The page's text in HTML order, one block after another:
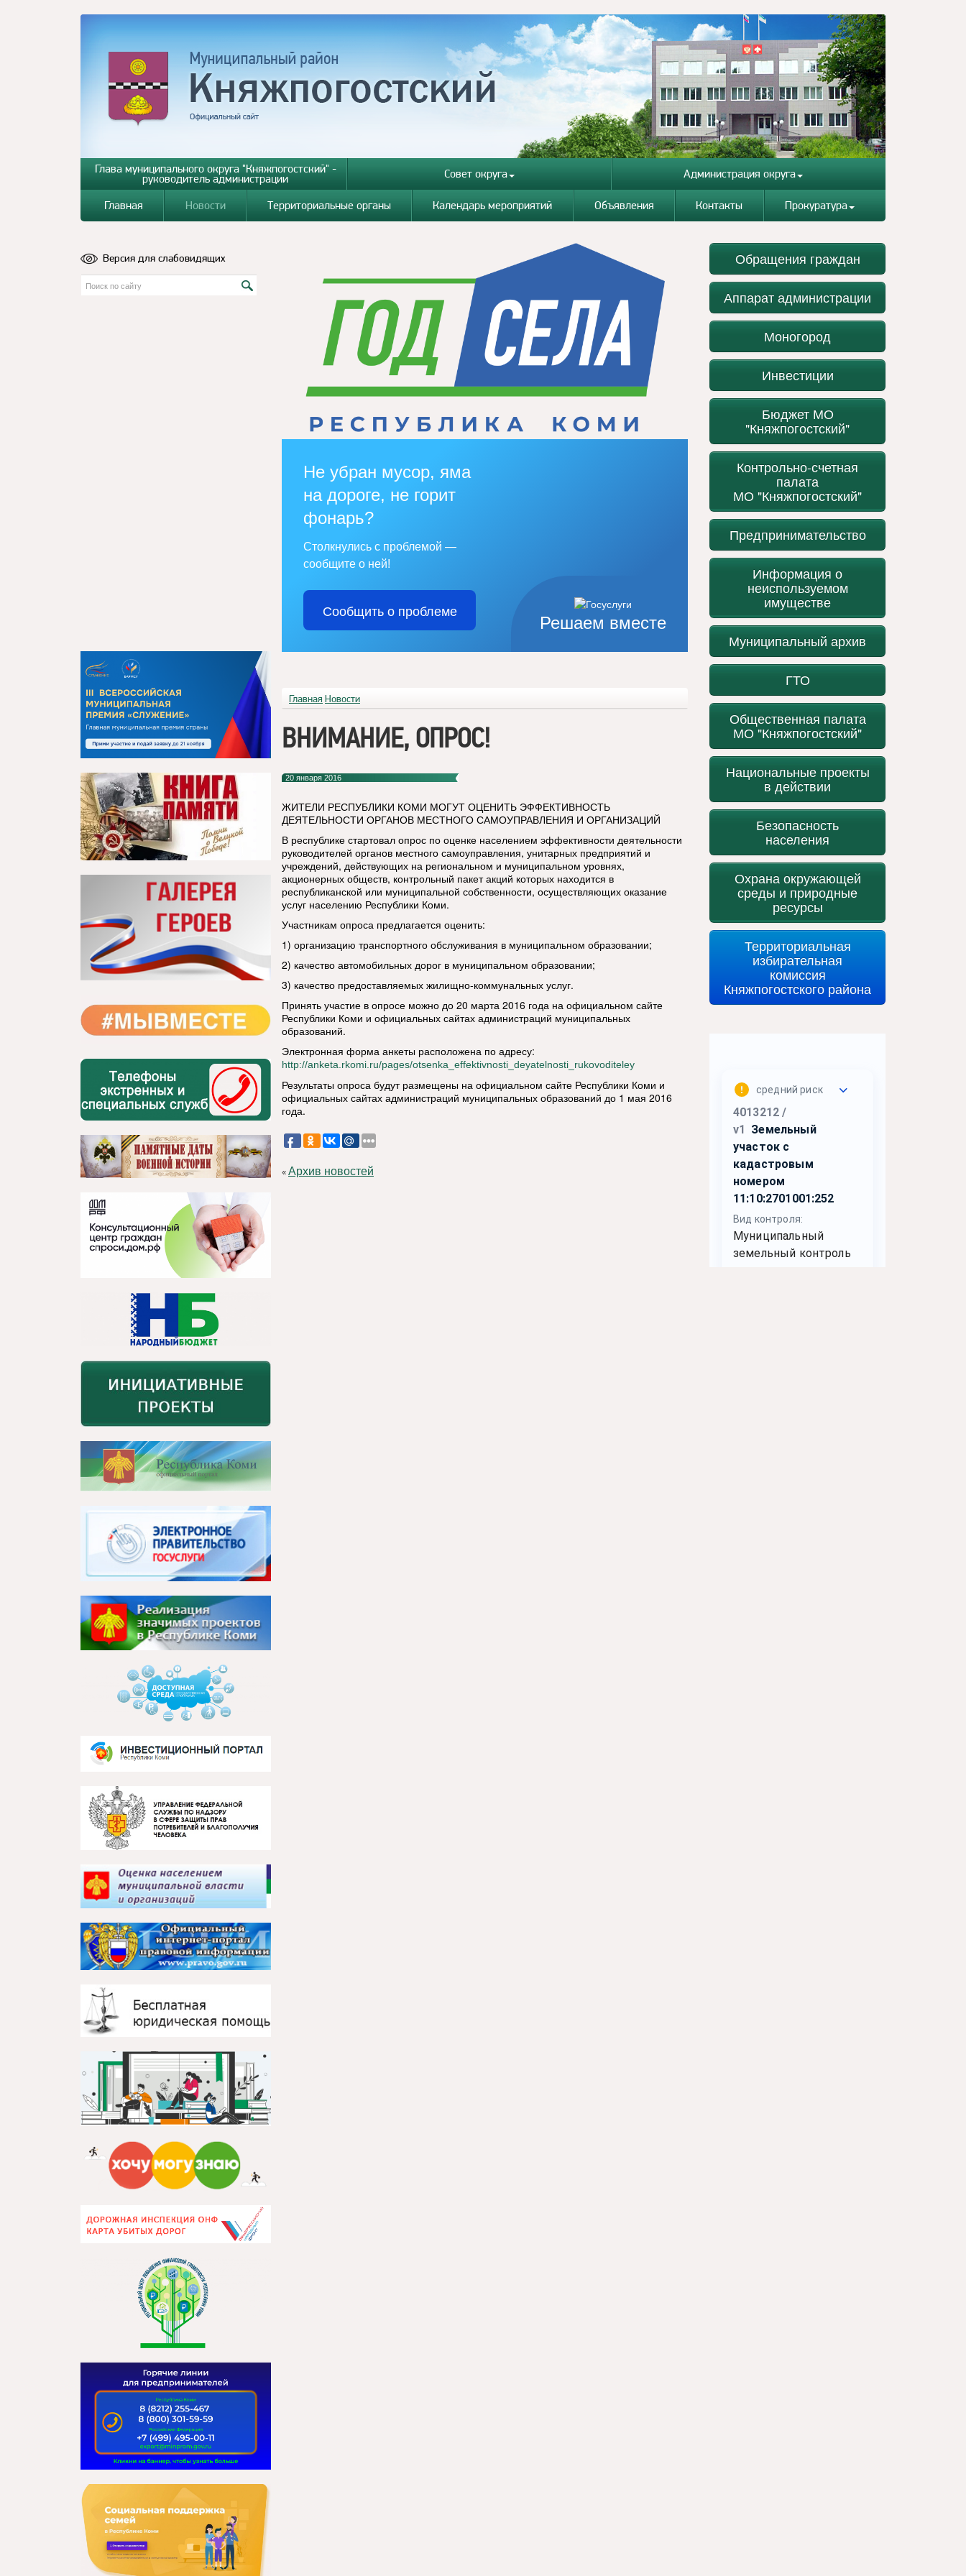
Глава муниципального округа "Княжпогостский" -
руководитель администрации Совет округа Администрация округа
Главная Новости Территориальные органы Календарь мероприятий Объявления Контакты Прокуратура
Версия для слабовидящих
Решаем вместе
Не убран мусор, яма
на дороге, не горит
фонарь?
Столкнулись с проблемой —
сообщите о ней!
Сообщить о проблеме
Главная Новости
ВНИМАНИЕ, ОПРОС!
20 января 2016
ЖИТЕЛИ РЕСПУБЛИКИ КОМИ МОГУТ ОЦЕНИТЬ ЭФФЕКТИВНОСТЬ
ДЕЯТЕЛЬНОСТИ ОРГАНОВ МЕСТНОГО САМОУПРАВЛЕНИЯ И ОРГАНИЗАЦИЙ
В республике стартовал опрос по оценке населением эффективности деятельности
руководителей органов местного самоуправления, унитарных предприятий и
учреждений, действующих на региональном и муниципальном уровнях,
акционерных обществ, контрольный пакет акций которых находится в
республиканской или муниципальной собственности, осуществляющих оказание
услуг населению Республики Коми.
Участникам опроса предлагается оценить:
1) организацию транспортного обслуживания в муниципальном образовании;
2) качество автомобильных дорог в муниципальном образовании;
3) качество предоставляемых жилищно-коммунальных услуг.
Принять участие в опросе можно до 20 марта 2016 года на официальном сайте
Республики Коми и официальных сайтах администраций муниципальных
образований.
Электронная форма анкеты расположена по адресу:
http://anketa.rkomi.ru/pages/otsenka_effektivnosti_deyatelnosti_rukovoditeley
Результаты опроса будут размещены на официальном сайте Республики Коми и
официальных сайтах администраций муниципальных образований до 1 мая 2016
года.
«Архив новостей
Обращения граждан
Аппарат администрации
Моногород
Инвестиции
Бюджет МО
"Княжпогостский"
Контрольно-счетная
палата
МО "Княжпогостский"
Предпринимательство
Информация о
неиспользуемом
имуществе
Муниципальный архив
ГТО
Общественная палата
МО "Княжпогостский"
Национальные проекты
в действии
Безопасность
населения
Охрана окружающей
среды и природные
ресурсы
Территориальная
избирательная
комиссия
Княжпогостского района